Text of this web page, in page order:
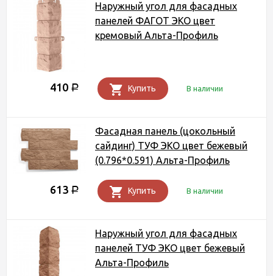
Наружный угол для фасадных
панелей ФАГОТ ЭКО цвет
кремовый Альта-Профиль
410 Р Купить В наличии
Фасадная панель (цокольный
сайдинг) ТУФ ЭКО цвет бежевый
(0.796*0.591) Альта-Профиль
613 Р Купить В наличии
Наружный угол для фасадных
панелей ТУФ ЭКО цвет бежевый
Альта-Профиль